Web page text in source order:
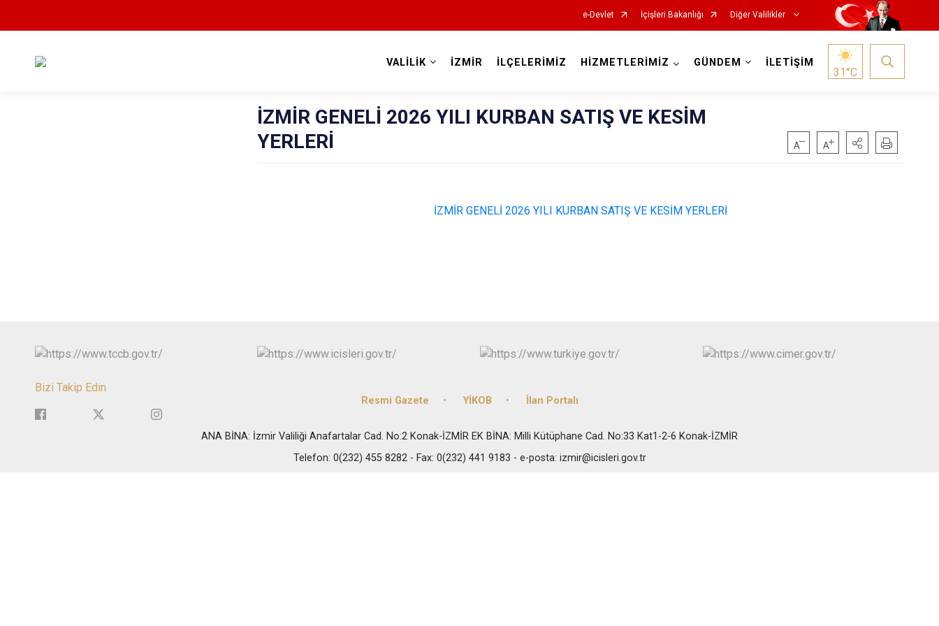
e-Devlet İçişleri Bakanlığı Diğer Valilikler
VALİLİK İZMİR İLÇELERİMİZ HİZMETLERİMİZ GÜNDEM İLETİŞİM
31°C
İZMİR GENELİ 2026 YILI KURBAN SATIŞ VE KESİM
YERLERİ
İZMİR GENELİ 2026 YILI KURBAN SATIŞ VE KESİM YERLERİ
Bizi Takip Edin
Resmi Gazete YİKOB İlan Portalı
ANA BİNA: İzmir Valiliği Anafartalar Cad. No:2 Konak-İZMİR EK BİNA: Milli Kütüphane Cad. No:33 Kat1-2-6 Konak-İZMİR
Telefon: 0(232) 455 8282 - Fax: 0(232) 441 9183 - e-posta: izmir@icisleri.gov.tr